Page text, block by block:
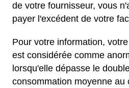
de votre fournisseur, vous
payer l'excédent de votre
Pour votre information,
est considérée comme
lorsqu'elle dépasse le
consommation moyenne au